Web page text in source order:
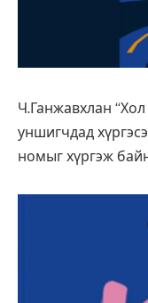
Ч.Ганжавхлан
уншигчдад
номыг хүргэж